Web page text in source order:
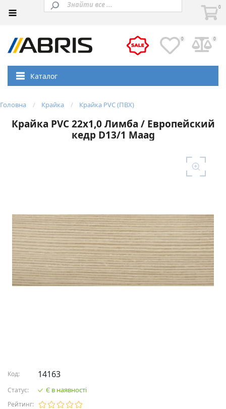
0
0 0
Каталог
Головна Крайка Крайка PVC (ПВХ)
Крайка PVC 22х1,0 Лимба / Европейский
кедр D13/1 Maag
Код: 14163
Статус: Є в наявності
Рейтинг: